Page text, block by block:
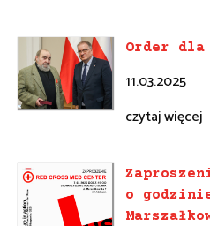
Order dla
11.03.2025
czytaj więcej
o